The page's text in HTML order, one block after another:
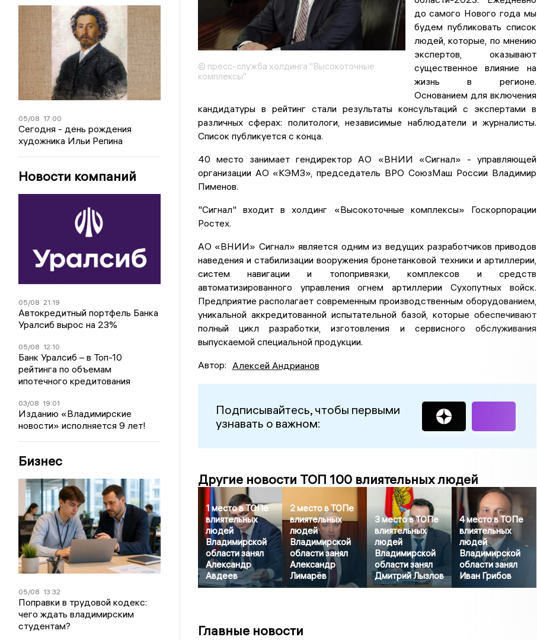
05/08 17:00
Сегодня - день рождения
художника Ильи Репина
Новости компаний
05/08 21:19
Автокредитный портфель Банка
Уралсиб вырос на 23%
05/08 12:10
Банк Уралсиб – в Топ-10
рейтинга по объемам
ипотечного кредитования
03/08 19:01
Изданию «Владимирские
новости» исполняется 9 лет!
Бизнес
05/08 13:32
Поправки в трудовой кодекс:
чего ждать владимирским
студентам?
© пресс-служба холдинга "Высокоточные
комплексы"
до самого Нового года мы
будем публиковать список
людей, которые, по мнению
экспертов, оказывают
существенное влияние на
жизнь в регионе.
Основанием для включения
кандидатуры в рейтинг стали результаты консультаций с экспертами в
различных сферах: политологи, независимые наблюдатели и журналисты.
Список публикуется с конца.
40 место занимает гендиректор АО «ВНИИ «Сигнал» - управляющей
организации АО «КЭМЗ», председатель ВРО СоюзМаш России Владимир
Пименов.
"Сигнал" входит в холдинг «Высокоточные комплексы» Госкорпорации
Ростех.
АО «ВНИИ» Сигнал» является одним из ведущих разработчиков приводов
наведения и стабилизации вооружения бронетанковой техники и артиллерии,
систем навигации и топопривязки, комплексов и средств
автоматизированного управления огнем артиллерии Сухопутных войск.
Предприятие располагает современным производственным оборудованием,
уникальной аккредитованной испытательной базой, которые обеспечивают
полный цикл разработки, изготовления и сервисного обслуживания
выпускаемой специальной продукции.
Автор: Алексей Андрианов
Подписывайтесь, чтобы первыми
узнавать о важном:
Другие новости ТОП 100 влиятельных людей
1 место в ТОПе
влиятельных
людей
Владимирской
области занял
Александр
Авдеев
2 место в ТОПе
влиятельных
людей
Владимирской
области занял
Александр
Лимарёв
3 место в ТОПе
влиятельных
людей
Владимирской
области занял
Дмитрий Лызлов
4 место в ТОПе
влиятельных
людей
Владимирской
области занял
Иван Грибов
Главные новости